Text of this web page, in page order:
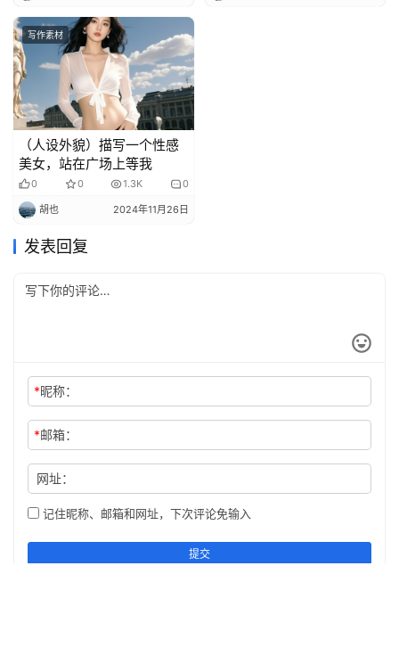
写作素材
（人设外貌）描写一个性感
美女，站在广场上等我
0 0 1.3K 0
胡也 2024年11月26日
发表回复
*昵称：
*邮箱：
网址：
记住昵称、邮箱和网址，下次评论免输入
提交